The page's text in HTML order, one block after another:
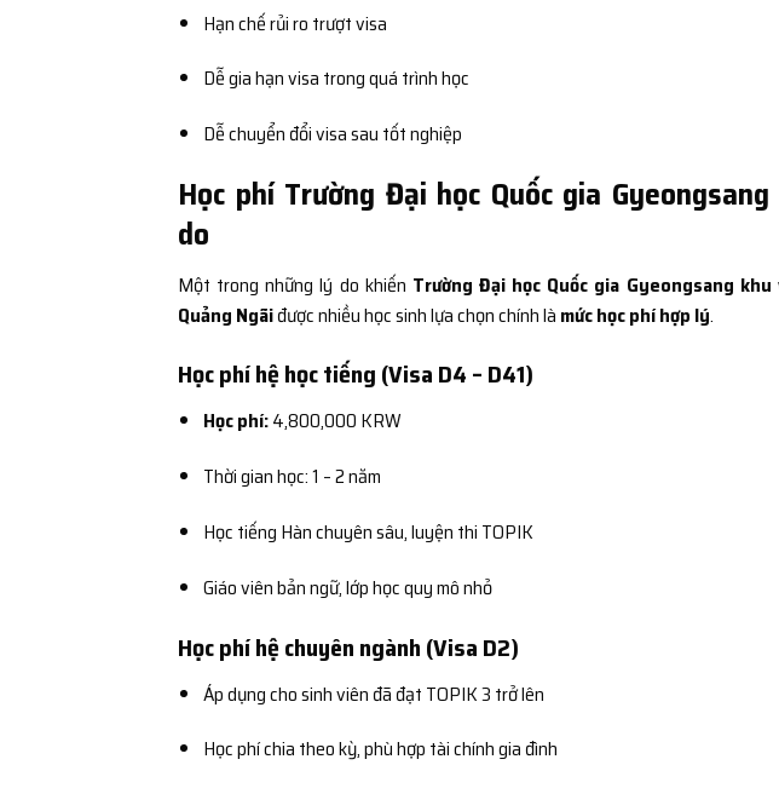
Hạn chế rủi ro trượt visa
Dễ gia hạn visa trong quá trình học
Dễ chuyển đổi visa sau tốt nghiệp
Học phí Trường Đại học Quốc gia
do
Một trong những lý do khiến Trường Đại học Quốc gia Gyeongsang
Quảng Ngãiđược nhiều học sinh lựa chọn chính là mức học phí hợp lý.
Học phí hệ học tiếng (Visa D4 – D41)
Học phí:4,800,000 KRW
Thời gian học: 1 – 2 năm
Học tiếng Hàn chuyên sâu, luyện thi TOPIK
Giáo viên bản ngữ, lớp học quy mô nhỏ
Học phí hệ chuyên ngành (Visa D2)
Áp dụng cho sinh viên đã đạt TOPIK 3 trở lên
Học phí chia theo kỳ, phù hợp tài chính gia đình